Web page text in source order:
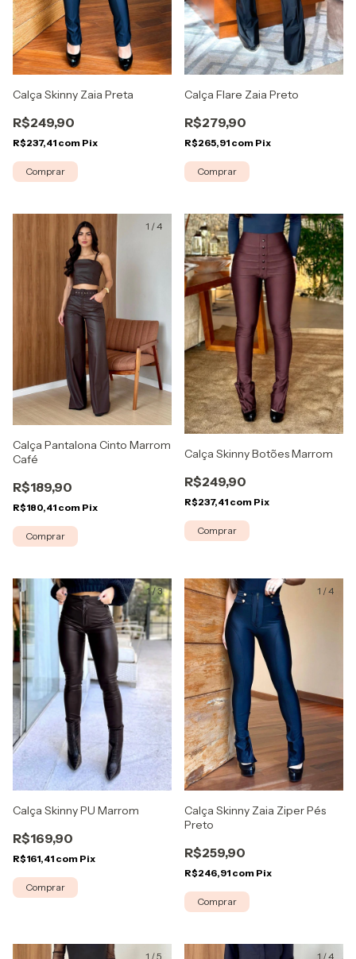
Calça Skinny Zaia Preta
R$249,90
R$237,41 com Pix
Comprar
Calça Flare Zaia Preto
R$279,90
R$265,91 com Pix
Comprar
1 /4
Calça Pantalona Cinto Marrom
Café
R$189,90
R$180,41 com Pix
Comprar
1/3
Calça Skinny Botões Marrom
R$249,90
R$237,41 com Pix
Comprar
1/3
Calça Skinny PU Marrom
R$169,90
R$161,41 com Pix
Comprar
1 /4
Calça Skinny Zaia Ziper Pés
Preto
R$259,90
R$246,91 com Pix
Comprar
1 /5 1 /4